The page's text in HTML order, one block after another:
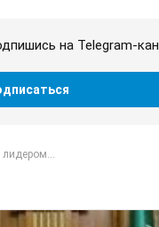
на Telegram-